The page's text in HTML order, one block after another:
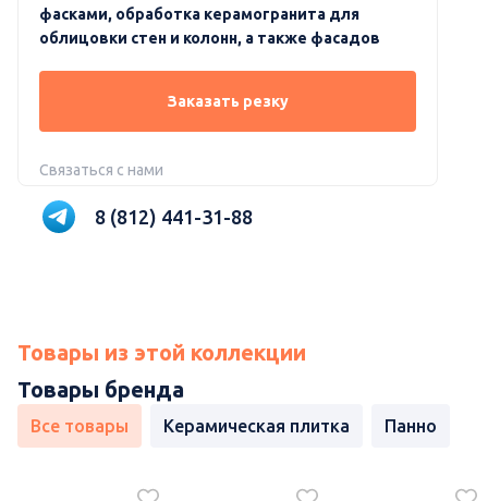
фасками, обработка керамогранита для
облицовки стен и колонн, а также фасадов
Заказать резку
Связаться с нами
8 (812) 441-31-88
Товары из этой коллекции
Товары бренда
Все товары Керамическая плитка Панно